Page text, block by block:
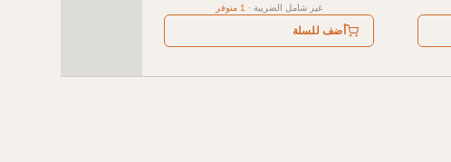
غير شامل الضريبة · 1 متوفر
أضف للسلة